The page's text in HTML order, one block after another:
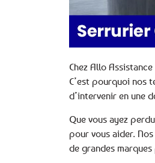
Chez Allo
C’est pourquoi nos
d’intervenir en une
Que vous ayez
pour vous aider.
de grandes